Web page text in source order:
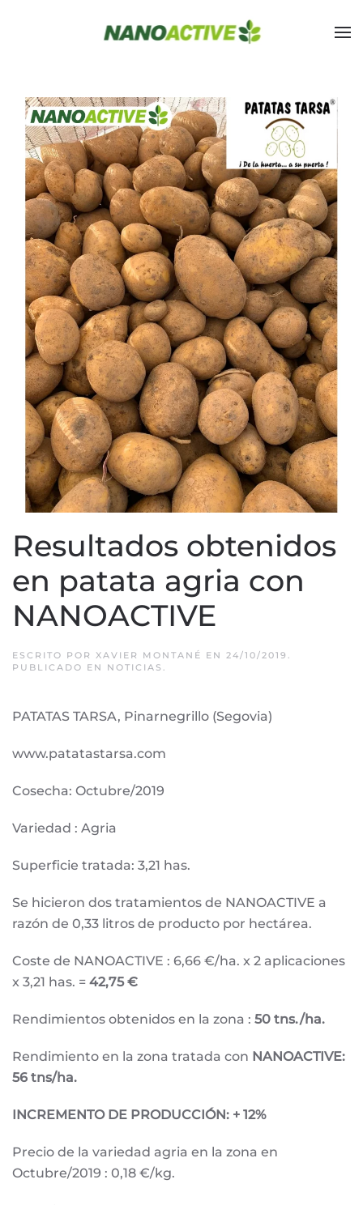
Skip to main content
Resultados obtenidos
en patata agria con
NANOACTIVE
ESCRITO POR XAVIER MONTANÉ EN 24/10/2019 .
PUBLICADO EN NOTICIAS .
PATATAS TARSA, Pinarnegrillo (Segovia)
www.patatastarsa.com
Cosecha: Octubre/2019
Variedad : Agria
Superficie tratada: 3,21 has.
Se hicieron dos tratamientos de NANOACTIVE a
razón de 0,33 litros de producto por hectárea.
Coste de NANOACTIVE : 6,66 €/ha. x 2 aplicaciones
x 3,21 has. = 42,75 €
Rendimientos obtenidos en la zona : 50 tns./ha.
Rendimiento en la zona tratada con NANOACTIVE:
56 tns/ha.
INCREMENTO DE PRODUCCIÓN: + 12%
Precio de la variedad agria en la zona en
Octubre/2019 : 0,18 €/kg.